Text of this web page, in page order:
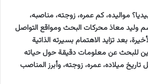
مواليده، كم عمره، زوجته، مناصبه،
وليد معاذ محركات البحث ومواقع التواصل
بعد تزايد الاهتمام بسيرته الذاتية
للبحث عن معلومات دقيقة حول حياته
ميلاده، عمره، زوجته، وأبرز المناصب